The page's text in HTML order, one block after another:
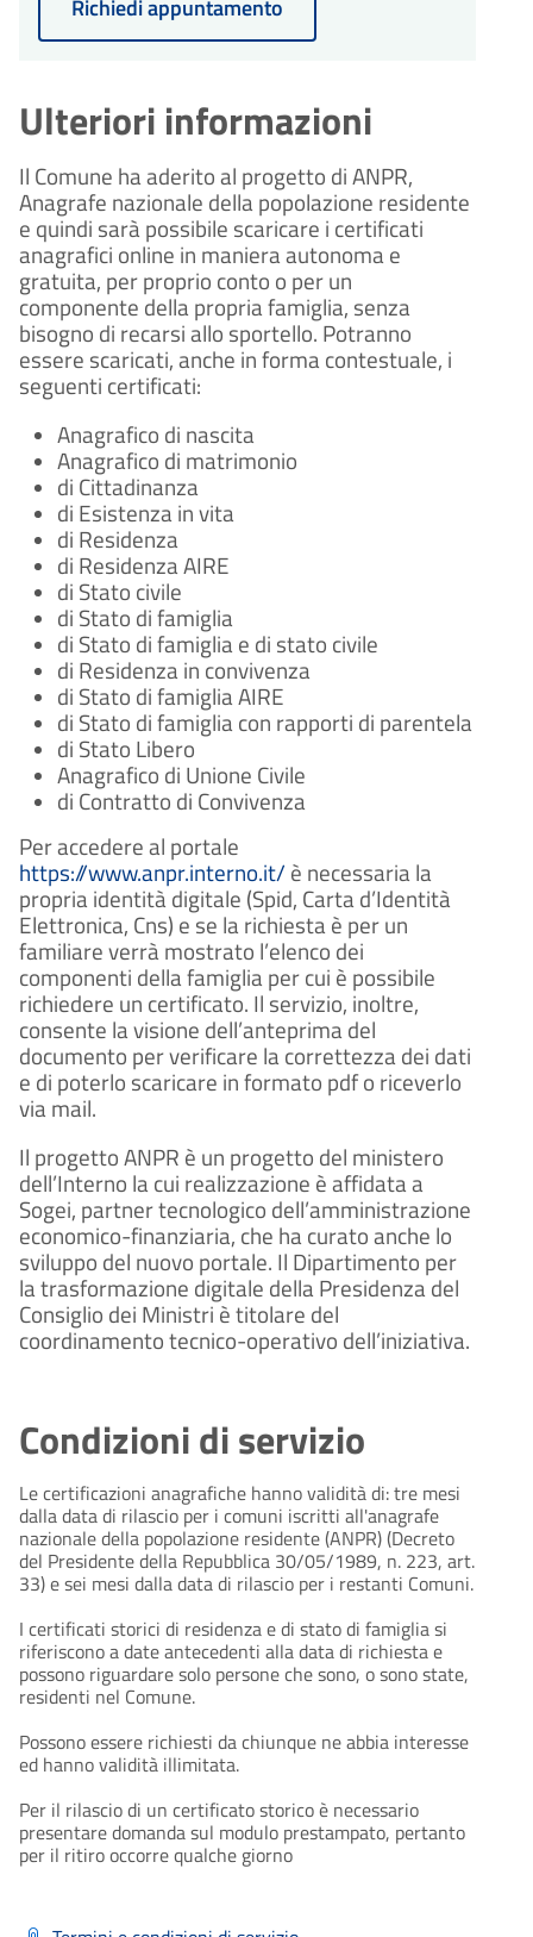
Richiedi appuntamento
Ulteriori informazioni
Il Comune ha aderito al progetto di ANPR,
Anagrafe nazionale della popolazione residente
e quindi sarà possibile scaricare i certificati
anagrafici online in maniera autonoma e
gratuita, per proprio conto o per un
componente della propria famiglia, senza
bisogno di recarsi allo sportello. Potranno
essere scaricati, anche in forma contestuale, i
seguenti certificati:
Anagrafico di nascita
Anagrafico di matrimonio
di Cittadinanza
di Esistenza in vita
di Residenza
di Residenza AIRE
di Stato civile
di Stato di famiglia
di Stato di famiglia e di stato civile
di Residenza in convivenza
di Stato di famiglia AIRE
di Stato di famiglia con rapporti di parentela
di Stato Libero
Anagrafico di Unione Civile
di Contratto di Convivenza
Per accedere al portale
https://www.anpr.interno.it/ è necessaria la
propria identità digitale (Spid, Carta d’Identità
Elettronica, Cns) e se la richiesta è per un
familiare verrà mostrato l’elenco dei
componenti della famiglia per cui è possibile
richiedere un certificato. Il servizio, inoltre,
consente la visione dell’anteprima del
documento per verificare la correttezza dei dati
e di poterlo scaricare in formato pdf o riceverlo
via mail.
Il progetto ANPR è un progetto del ministero
dell’Interno la cui realizzazione è affidata a
Sogei, partner tecnologico dell’amministrazione
economico-finanziaria, che ha curato anche lo
sviluppo del nuovo portale. Il Dipartimento per
la trasformazione digitale della Presidenza del
Consiglio dei Ministri è titolare del
coordinamento tecnico-operativo dell’iniziativa.
Condizioni di servizio
Le certificazioni anagrafiche hanno validità di: tre mesi
dalla data di rilascio per i comuni iscritti all'anagrafe
nazionale della popolazione residente (ANPR) (Decreto
del Presidente della Repubblica 30/05/1989, n. 223, art.
33) e sei mesi dalla data di rilascio per i restanti Comuni.
I certificati storici di residenza e di stato di famiglia si
riferiscono a date antecedenti alla data di richiesta e
possono riguardare solo persone che sono, o sono state,
residenti nel Comune.
Possono essere richiesti da chiunque ne abbia interesse
ed hanno validità illimitata.
Per il rilascio di un certificato storico è necessario
presentare domanda sul modulo prestampato, pertanto
per il ritiro occorre qualche giorno